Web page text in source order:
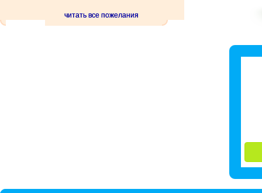
читать все пожелания